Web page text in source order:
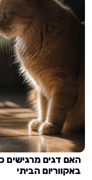
האם דגים מרגישים
באקווריום הביתי